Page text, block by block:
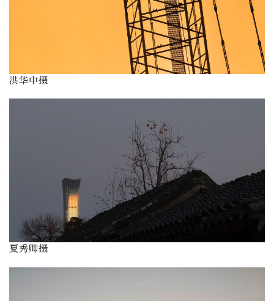
洪华中摄
夏秀卿摄